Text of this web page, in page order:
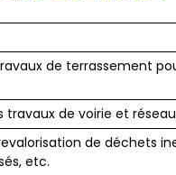
de terrassement
travaux de voirie et
de déchets
etc.